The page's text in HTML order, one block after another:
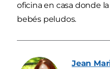
oficina en casa donde
bebés peludos.
Jean